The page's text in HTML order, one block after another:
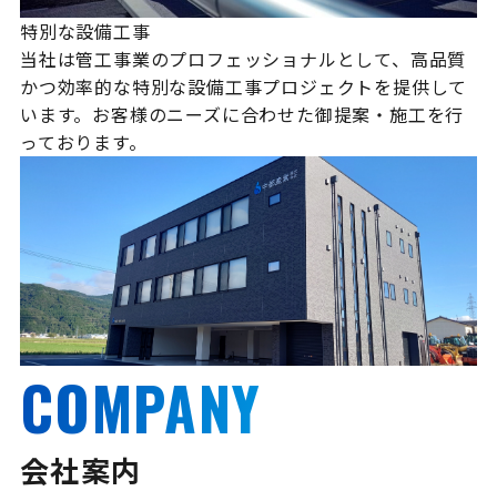
特別な設備工事
当社は管工事業のプロフェッショナルとして、高品質
かつ効率的な特別な設備工事プロジェクトを提供して
います。お客様のニーズに合わせた御提案・施工を行
っております。
COMPANY
会社案内